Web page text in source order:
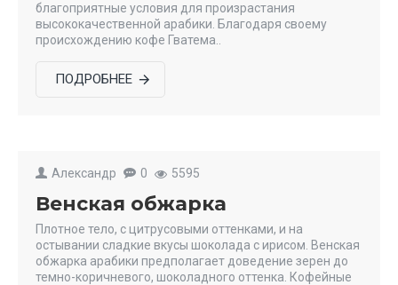
благоприятные условия для произрастания
высококачественной арабики. Благодаря своему
происхождению кофе Гватема..
ПОДРОБНЕЕ
Александр 0 5595
Венская обжарка
Плотное тело, с цитрусовыми оттенками, и на
остывании сладкие вкусы шоколада с ирисом. Венская
обжарка арабики предполагает доведение зерен до
темно-коричневого, шоколадного оттенка. Кофейные